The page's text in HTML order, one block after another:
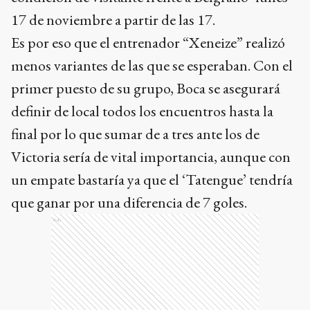
17 de noviembre a partir de las 17.
Es por eso que el entrenador “Xeneize” realizó
menos variantes de las que se esperaban. Con el
primer puesto de su grupo, Boca se asegurará
definir de local todos los encuentros hasta la
final por lo que sumar de a tres ante los de
Victoria sería de vital importancia, aunque con
un empate bastaría ya que el ‘Tatengue’ tendría
que ganar por una diferencia de 7 goles.
Ads